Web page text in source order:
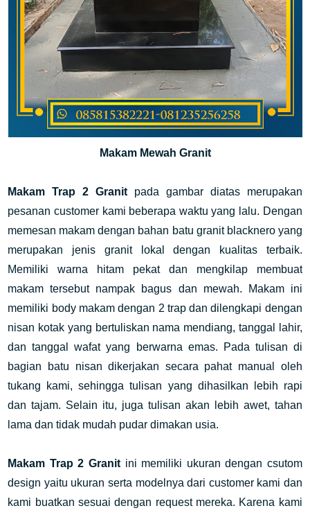
Makam Mewah Granit
Makam Trap 2 Granit pada gambar diatas merupakan
pesanan customer kami beberapa waktu yang lalu. Dengan
memesan makam dengan bahan batu granit blacknero yang
merupakan jenis granit lokal dengan kualitas terbaik.
Memiliki warna hitam pekat dan mengkilap membuat
makam tersebut nampak bagus dan mewah. Makam ini
memiliki body makam dengan 2 trap dan dilengkapi dengan
nisan kotak yang bertuliskan nama mendiang, tanggal lahir,
dan tanggal wafat yang berwarna emas. Pada tulisan di
bagian batu nisan dikerjakan secara pahat manual oleh
tukang kami, sehingga tulisan yang dihasilkan lebih rapi
dan tajam. Selain itu, juga tulisan akan lebih awet, tahan
lama dan tidak mudah pudar dimakan usia.
Makam Trap 2 Granitini memiliki ukuran dengan csutom
design yaitu ukuran serta modelnya dari customer kami dan
kami buatkan sesuai dengan request mereka. Karena kami